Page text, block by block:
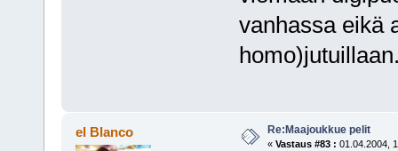
vanhassa eikä
el Blanco Re:Maajoukkue pelit
« Vastaus #83 : 01.04.2004,